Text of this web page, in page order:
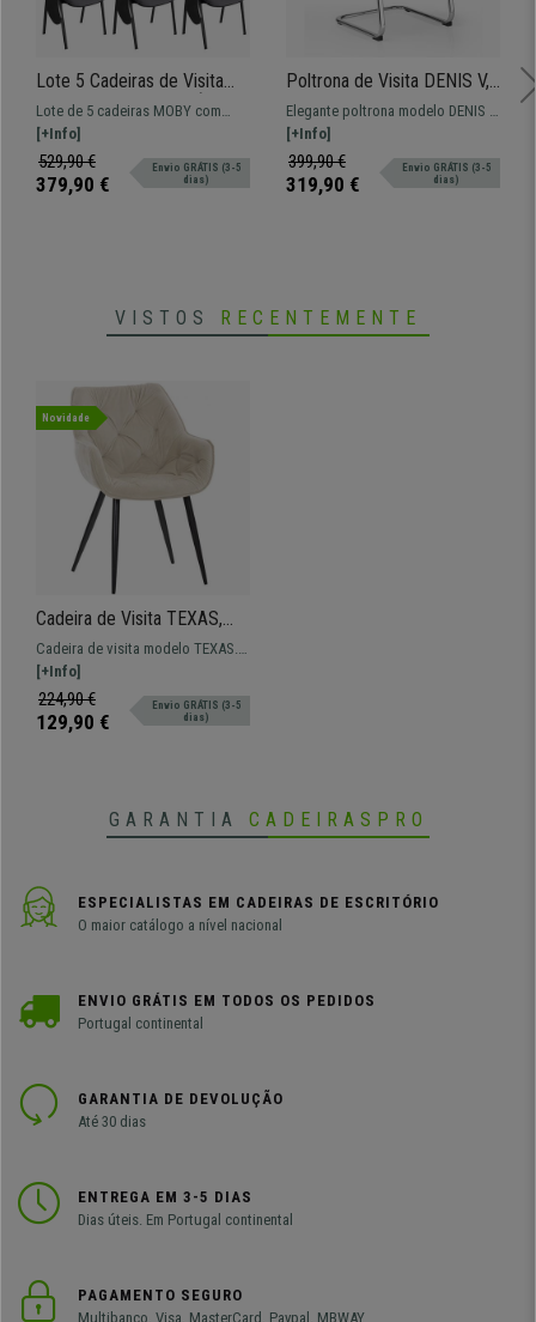
• Disponível em várias cores
Lote 5 Cadeiras de Visita
MOBY COM PALMATÓRIA,
Confortável, Pernas Pretas,
Cor Cinzento
Lote de 5 cadeiras MOBY com
PALMATÓRIA. Perfeita para salas
de formação ou eventos.
[+Info]
529,90 €
379,90 €
Envio GRÁTIS (3-5
dias)
Poltrona de Visita DENIS V,
Estrutura Cromada, Design
com costuras, Em Pele
Preta
Elegante poltrona modelo DENIS V
com base e apoia braços em aço
cromado. Estofado em pele
sintética de máxima qualidade
com costuras.
[+Info]
399,90 €
319,90 €
Envio GRÁTIS (3-5
dias)
VISTOS RECENTEMENTE
Novidade
Cadeira de Visita TEXAS,
Estrutura em Metal Preto,
Em Veludo de Cor Nata
Cadeira de visita modelo TEXAS.
Modelo com estrutura em metal e
extra comodidade para o seu
espaço.
[+Info]
224,90 €
129,90 €
Envio GRÁTIS (3-5
dias)
GARANTIA CADEIRASPRO
ESPECIALISTAS EM CADEIRAS DE ESCRITÓRIO
O maior catálogo a nível nacional
ENVIO GRÁTIS EM TODOS OS PEDIDOS
Portugal continental
GARANTIA DE DEVOLUÇÃO
Até 30 dias
ENTREGA EM 3-5 DIAS
Dias úteis. Em Portugal continental
PAGAMENTO SEGURO
Multibanco, Visa, MasterCard, Paypal. MBWAY